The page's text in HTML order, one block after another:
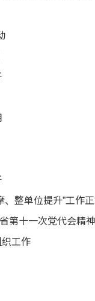
、整单位提升”工作
第十一次党代会精神
工作